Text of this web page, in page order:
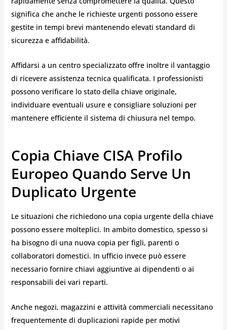
significa che anche le richieste urgenti possono essere
gestite in tempi brevi mantenendo elevati standard di
sicurezza e affidabilità.
Affidarsi a un centro specializzato offre inoltre il vantaggio
di ricevere assistenza tecnica qualificata. I professionisti
possono verificare lo stato della chiave originale,
individuare eventuali usure e consigliare soluzioni per
mantenere efficiente il sistema di chiusura nel tempo.
Copia Chiave CISA Profilo
Europeo Quando Serve Un
Duplicato Urgente
Le situazioni che richiedono una copia urgente della chiave
possono essere molteplici. In ambito domestico, spesso si
ha bisogno di una nuova copia per figli, parenti o
collaboratori domestici. In ufficio invece può essere
necessario fornire chiavi aggiuntive ai dipendenti o ai
responsabili dei vari reparti.
Anche negozi, magazzini e attività commerciali necessitano
frequentemente di duplicazioni rapide per motivi